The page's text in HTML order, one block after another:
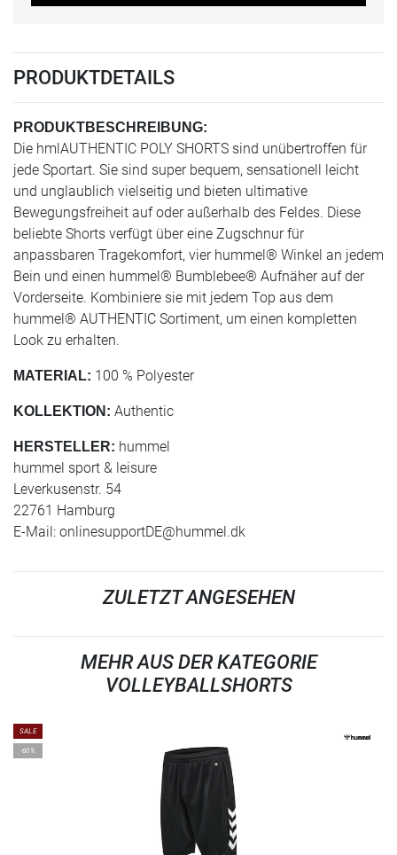
PRODUKTDETAILS
PRODUKTBESCHREIBUNG:
Die hmlAUTHENTIC POLY SHORTS sind unübertroffen für
jede Sportart. Sie sind super bequem, sensationell leicht
und unglaublich vielseitig und bieten ultimative
Bewegungsfreiheit auf oder außerhalb des Feldes. Diese
beliebte Shorts verfügt über eine Zugschnur für
anpassbaren Tragekomfort, vier hummel® Winkel an jedem
Bein und einen hummel® Bumblebee® Aufnäher auf der
Vorderseite. Kombiniere sie mit jedem Top aus dem
hummel® AUTHENTIC Sortiment, um einen kompletten
Look zu erhalten.
MATERIAL: 100 % Polyester
KOLLEKTION: Authentic
HERSTELLER: hummel
hummel sport & leisure
Leverkusenstr. 54
22761 Hamburg
E-Mail: onlinesupportDE@hummel.dk
ZULETZT ANGESEHEN
MEHR AUS DER KATEGORIE
VOLLEYBALLSHORTS
SALE
-60%